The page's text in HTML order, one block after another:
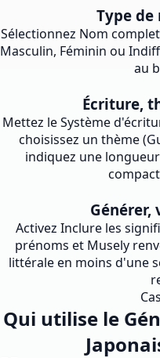
Type de
Sélectionnez Nom
Masculin, Féminin ou
au
Écriture,
Mettez le Système
choisissez un thème
indiquez une
Générer,
Activez Inclure les
prénoms et Musely
littérale en moins d'une
Qui utilise le